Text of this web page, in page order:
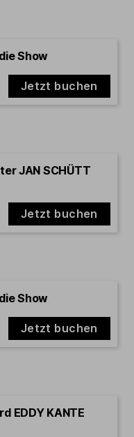
Show
Jetzt buchen
JAN SCHÜTT
Jetzt buchen
Show
Jetzt buchen
EDDY KANTE